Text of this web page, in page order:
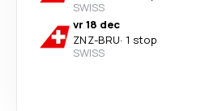
SWISS
vr 18 dec
ZNZ-BRU· 1 stop
SWISS